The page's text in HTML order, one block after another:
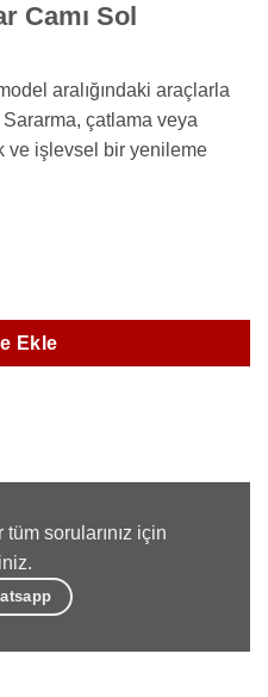
Camı Sol
aralığındaki araçlarla
Sararma, çatlama veya
ve işlevsel bir yenileme
Ekle
sorularınız için